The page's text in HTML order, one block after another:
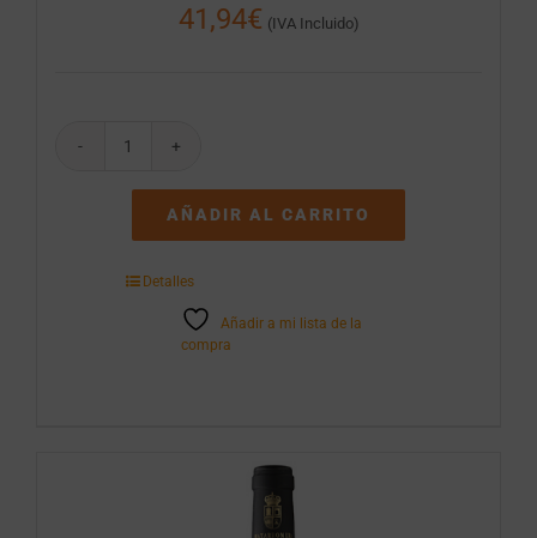
41,94€ (IVA Incluido)
Barbadillo
6
AÑADIR AL CARRITO
Detalles
Añadir a mi lista de la
compra